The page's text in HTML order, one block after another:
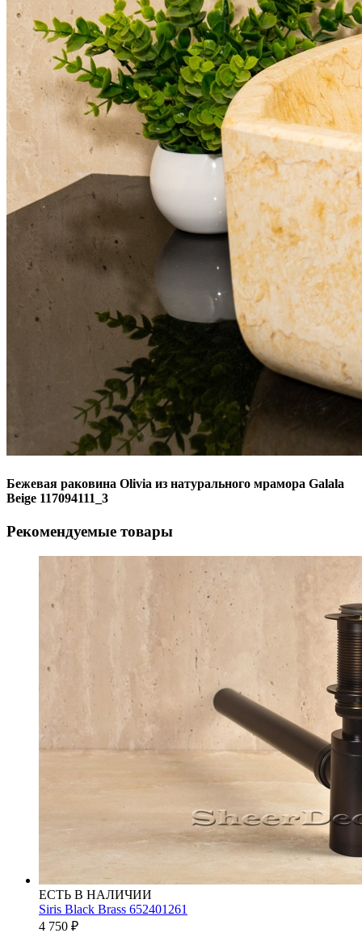
Бежевая раковина Olivia из натурального мрамора Galala
Beige 117094111_3
Рекомендуемые товары
ЕСТЬ В НАЛИЧИИ
Siris Black Brass 652401261
4 750 ₽